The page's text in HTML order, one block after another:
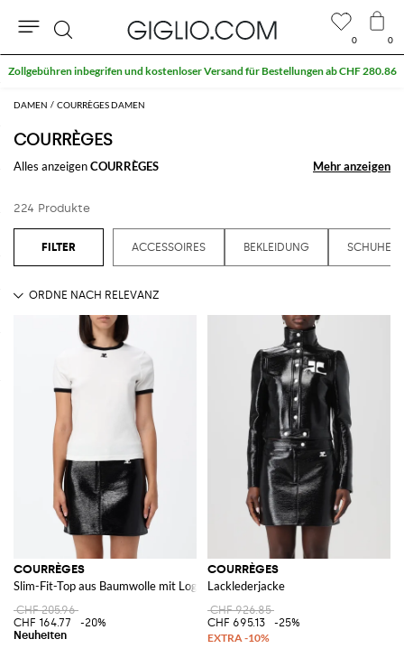
DAMEN COURRÈGES DAMEN
COURRÈGES
Alles anzeigenCOURRÈGES Mehr anzeigen
Mehr anzeigen
224 Produkte
ACCESSOIRES BEKLEIDUNG SCHUHE
COURRÈGES
Slim-Fit-Top aus Baumwolle mit Logo und Kontrastpaspelierung
CHF 205.96
CHF 164.77
-20%
COURRÈGES
Lacklederjacke
CHF 926.85
CHF 695.13
-25%
0 0
Suche
Extra 10 % auf SALE